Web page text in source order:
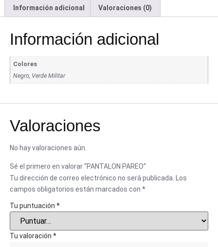
Información adicional
Valoraciones (0)
Información adicional
Colores
Negro, Verde Militar
Valoraciones
No hay valoraciones aún.
Sé el primero en valorar “PANTALON PAREO”
Tu dirección de correo electrónico no será publicada.
Los
campos obligatorios están marcados con *
Tu puntuación *
Tu valoración *